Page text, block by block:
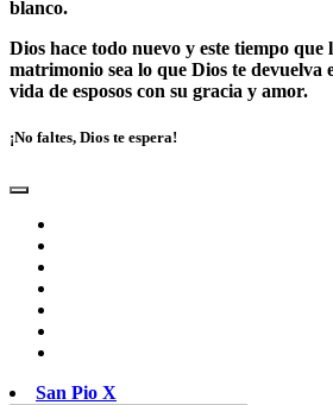
blanco.
Dios hace todo nuevo y este tiempo que
matrimonio sea lo que Dios te devuelva
vida de esposos con su gracia y amor.
¡No faltes, Dios te espera!
San Pio X